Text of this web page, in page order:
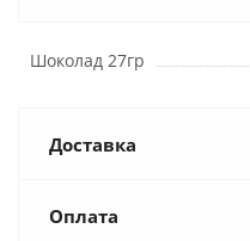
Шоколад 27гр
Доставка
Оплата